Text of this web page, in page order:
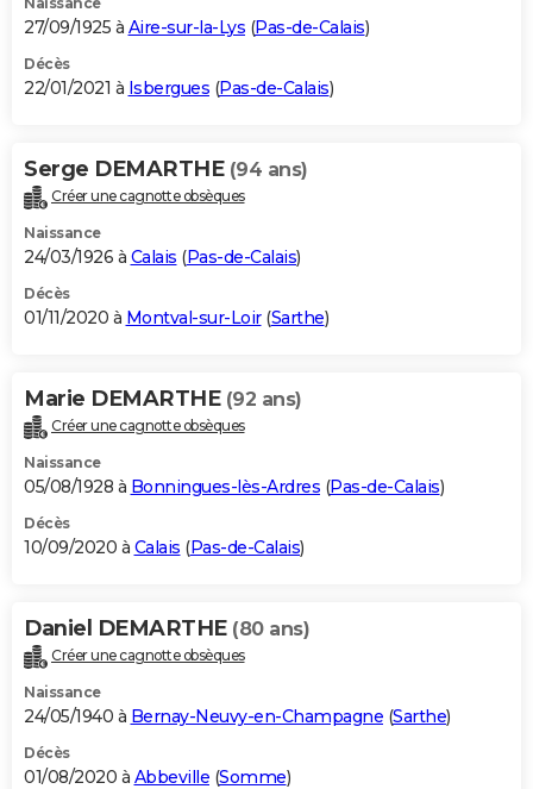
27/09/1925 à Aire-sur-la-Lys (Pas-de-Calais)
Décès
22/01/2021 à Isbergues (Pas-de-Calais)
Serge DEMARTHE (94 ans)
Créer une cagnotte obsèques
Naissance
24/03/1926 à Calais (Pas-de-Calais)
Décès
01/11/2020 à Montval-sur-Loir(Sarthe)
Marie DEMARTHE (92 ans)
Créer une cagnotte obsèques
Naissance
05/08/1928 à Bonningues-lès-Ardres (Pas-de-Calais)
Décès
10/09/2020 à Calais (Pas-de-Calais)
Daniel DEMARTHE (80 ans)
Créer une cagnotte obsèques
Naissance
24/05/1940 à Bernay-Neuvy-en-Champagne (Sarthe)
Décès
01/08/2020 à Abbeville (Somme)